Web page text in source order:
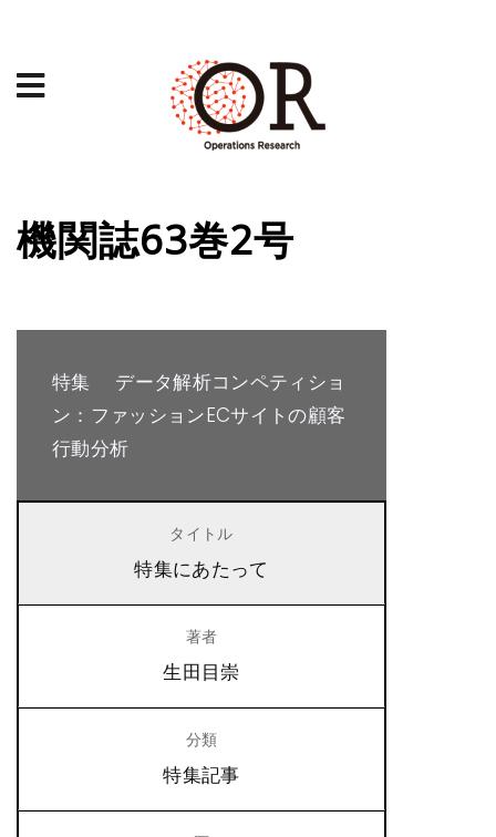
機関誌63巻2号
特集 データ解析コンペティショ
ン：ファッションECサイトの顧客
行動分析
特集にあたって
生田目崇
特集記事